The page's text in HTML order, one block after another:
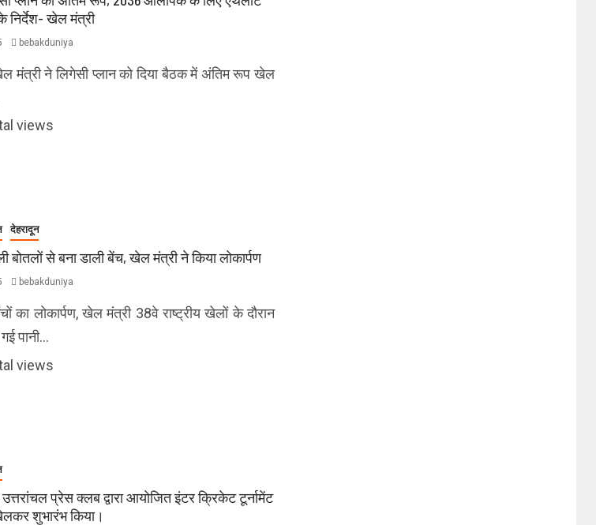
निर्देश- खेल मंत्री
bebakduniya
मंत्री ने लिगेसी प्लान को दिया बैठक में अंतिम रूप खेल
views
देहरादून
बोतलों से बना डाली बेंच, खेल मंत्री ने किया लोकार्पण
bebakduniya
का लोकार्पण, खेल मंत्री 38वे राष्ट्रीय खेलों के दौरान
पानी…
views
प्रेस क्लब द्वारा आयोजित इंटर क्रिकेट टूर्नामेंट
शुभारंभ किया।